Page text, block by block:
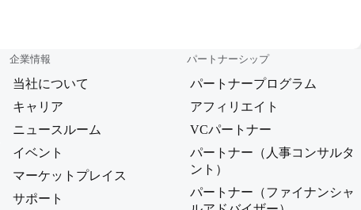
企業情報
当社について
キャリア
ニュースルーム
イベント
マーケットプレイス
サポート
パートナーシップ
パートナープログラム
アフィリエイト
VCパートナー
パートナー（人事コンサルタ
ント）
パートナー（ファイナンシャ